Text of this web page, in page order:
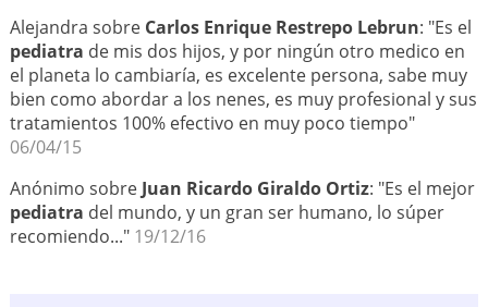
Alejandra sobre Carlos Enrique Restrepo Lebrun: "Es el
pediatra de mis dos hijos, y por ningún otro medico en
el planeta lo cambiaría, es excelente persona, sabe muy
bien como abordar a los nenes, es muy profesional y sus
tratamientos 100% efectivo en muy poco tiempo"
06/04/15
Anónimo sobreJuan Ricardo Giraldo Ortiz: "Es el mejor
pediatra del mundo, y un gran ser humano, lo súper
recomiendo..." 19/12/16